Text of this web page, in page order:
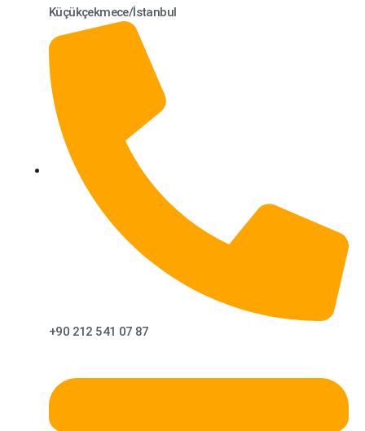
Küçükçekmece/İstanbul
+90 212 541 07 87